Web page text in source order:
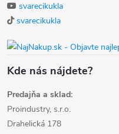
svarecikukla
svarecikukla
Kde nás nájdete?
Predajňa a sklad:
Proindustry, s.r.o.
Drahelická 178